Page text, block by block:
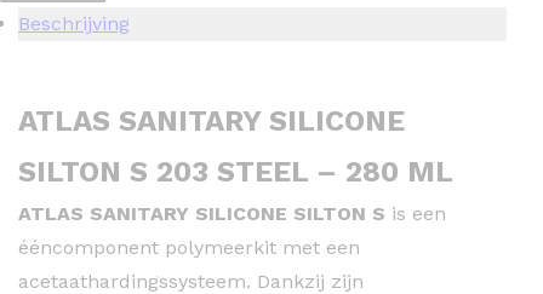
Beschrijving
ATLAS SANITARY SILICONE
SILTON S 203 STEEL – 280 ML
ATLAS SANITARY SILICONE SILTON S is een
ééncomponent polymeerkit met een
acetaathardingssysteem. Dankzij zijn